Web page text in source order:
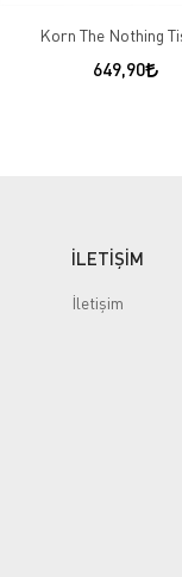
Korn The Nothing
649,90
İLETİŞİM
İletişim